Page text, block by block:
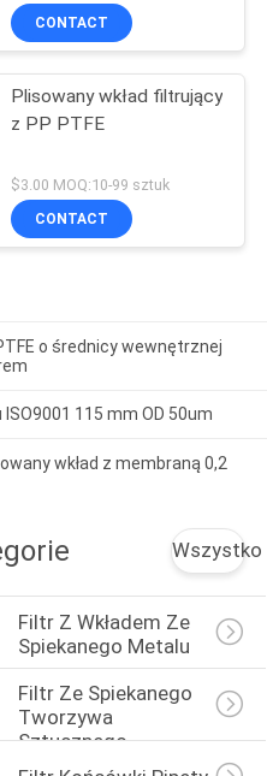
CONTACT
Plisowany wkład filtrujący
z PP PTFE
$3.00 MOQ:10-99 sztuk
CONTACT
o średnicy wewnętrznej
115 mm OD 50um
wkład z membraną 0,2
Wszystko
Filtr Z Wkładem Ze
Spiekanego Metalu
Filtr Ze Spiekanego
Tworzywa
Sztucznego